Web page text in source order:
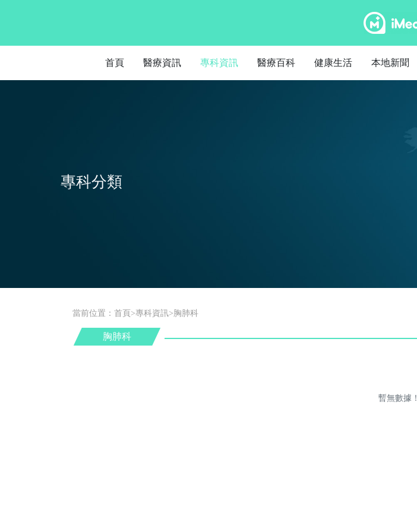
首頁 醫療資訊 專科資訊 醫療百科 健康生活 本地新聞
專科分類
當前位置：首頁>專科資訊>胸肺科
胸肺科
暫無數據！